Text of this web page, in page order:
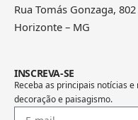
Rua Tomás Gonzaga,
Horizonte – MG
INSCREVA-SE
Receba as principais notícias
decoração e paisagismo.